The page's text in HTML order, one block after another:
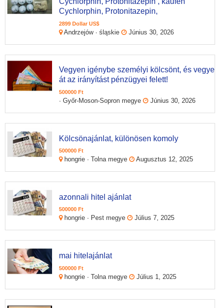
Cychlorphin, Protonitazepin,
2899 Dollar US$
Andrzejów · śląskie Június 30, 2026
Vegyen igénybe személyi kölcsönt, és vegye
át az irányítást pénzügyei felett!
500000 Ft
· Győr-Moson-Sopron megye Június 30, 2026
Kölcsönajánlat, különösen komoly
500000 Ft
hongrie · Tolna megye Augusztus 12, 2025
azonnali hitel ajánlat
500000 Ft
hongrie · Pest megye Július 7, 2025
mai hitelajánlat
500000 Ft
hongrie · Tolna megye Július 1, 2025